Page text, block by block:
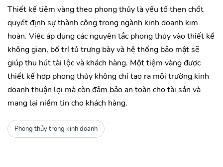
Thiết kế tiệm vàng theo phong thủy là yếu tố then chốt
quyết định sự thành công trong ngành kinh doanh kim
hoàn. Việc áp dụng các nguyên tắc phong thủy vào thiết kế
không gian, bố trí tủ trưng bày và hệ thống bảo mật sẽ
giúp thu hút tài lộc và khách hàng. Một tiệm vàng được
thiết kế hợp phong thủy không chỉ tạo ra môi trường kinh
doanh thuận lợi mà còn đảm bảo an toàn cho tài sản và
mang lại niềm tin cho khách hàng.
Phong thủy trong kinh doanh